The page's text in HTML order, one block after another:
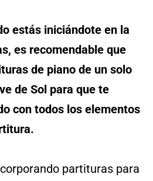
estás iniciándote en la
es recomendable que
de piano de un solo
de Sol para que te
con todos los elementos
partituras para